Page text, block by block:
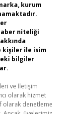
kurum
niteliği
kişiler ile isim
bilgiler
ve İletişim
olarak hizmet
olarak denetleme